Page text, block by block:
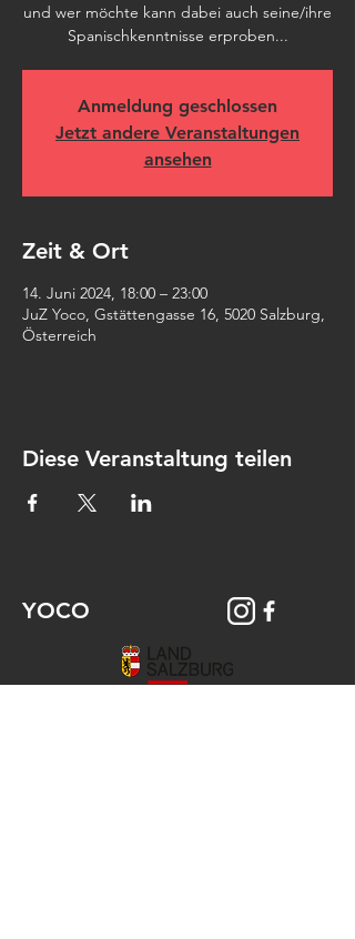
und wer möchte kann dabei auch seine/ihre
Spanischkenntnisse erproben...
Anmeldung geschlossen
Jetzt andere Veranstaltungen
ansehen
Zeit & Ort
14. Juni 2024, 18:00 – 23:00
JuZ Yoco, Gstättengasse 16, 5020 Salzburg,
Österreich
Diese Veranstaltung teilen
YOCO